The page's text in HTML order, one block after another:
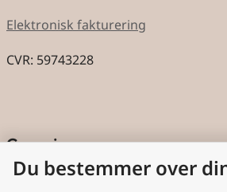
Elektronisk fakturering
CVR: 59743228
Genveje
Cookies
Du bestemmer over